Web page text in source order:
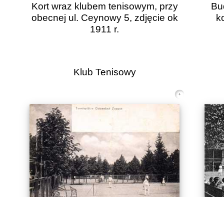
Kort wraz klubem tenisowym, przy
obecnej ul. Ceynowy 5, zdjęcie ok
1911 r.
Klub Tenisowy